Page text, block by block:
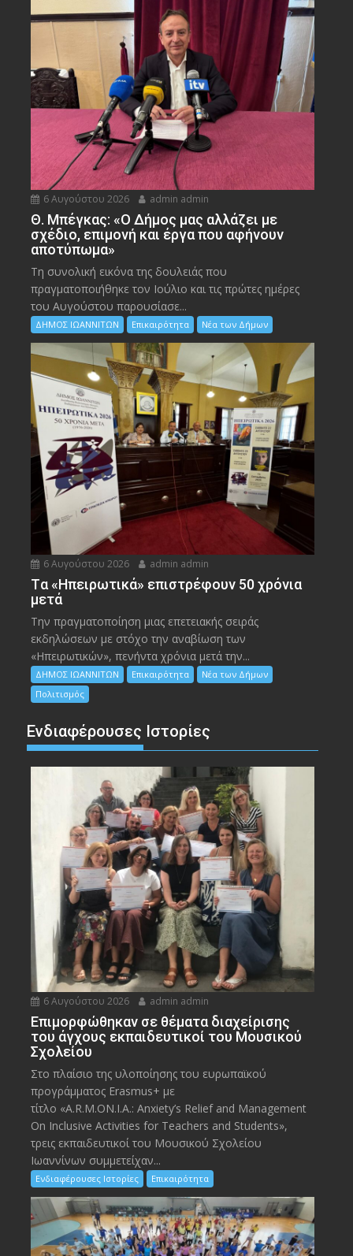
6 Αυγούστου 2026 admin admin
Θ. Μπέγκας: «Ο Δήμος μας αλλάζει με
σχέδιο, επιμονή και έργα που αφήνουν
αποτύπωμα»
Τη συνολική εικόνα της δουλειάς που
πραγματοποιήθηκε τον Ιούλιο και τις πρώτες ημέρες
του Αυγούστου παρουσίασε...
ΔΗΜΟΣ ΙΩΑΝΝΙΤΩΝ Επικαιρότητα Νέα των Δήμων
6 Αυγούστου 2026 admin admin
Tα «Ηπειρωτικά» επιστρέφουν 50 χρόνια
μετά
Την πραγματοποίηση μιας επετειακής σειράς
εκδηλώσεων με στόχο την αναβίωση των
«Ηπειρωτικών», πενήντα χρόνια μετά την...
ΔΗΜΟΣ ΙΩΑΝΝΙΤΩΝ Επικαιρότητα
Νέα των Δήμων
Πολιτισμός
Ενδιαφέρουσες Ιστορίες
6 Αυγούστου 2026 admin admin
Eπιμορφώθηκαν σε θέματα διαχείρισης
του άγχους εκπαιδευτικοί του Μουσικού
Σχολείου
Στο πλαίσιο της υλοποίησης του ευρωπαϊκού
προγράμματος Erasmus+ με
τίτλο «A.R.M.ON.I.A.: Anxiety’s Relief and Management
On Inclusive Activities for Teachers and Students»,
τρεις εκπαιδευτικοί του Μουσικού Σχολείου
Ιωαννίνων συμμετείχαν...
Ενδιαφέρουσες Ιστορίες Επικαιρότητα